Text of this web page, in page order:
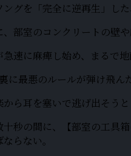
グを「完全に逆再生」し
部室のコンクリートの壁
速に麻痺し始め、まるで
に最悪のルールが弾け飛んだ
ら耳を塞いで逃げ出そうと
秒の間に、【部室の工具
らない。